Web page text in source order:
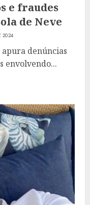
e fraudes
de Neve
2024
denúncias
envolvendo...